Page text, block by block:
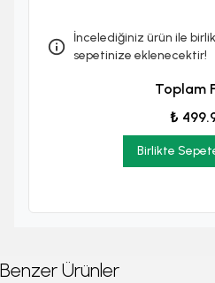
İncelediğiniz ürün ile
sepetinize eklenecektir!
Toplam
₺
Birlikte
Benzer Ürünler